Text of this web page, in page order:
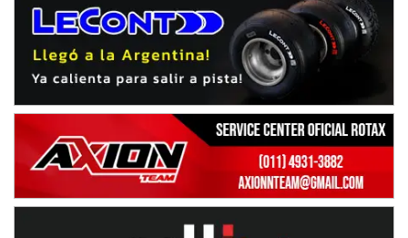
NORESTE SANTAFESINO - F6
Avellaneda (Santa Fe)
José Samuel Sánchez (Tierra)
TUCUMANO - F5
El Timbó (Tucumán)